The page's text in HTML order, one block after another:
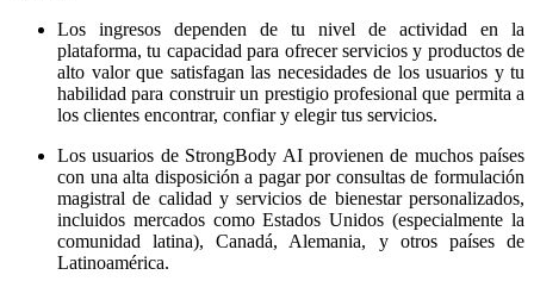
Los ingresos dependen de tu nivel de actividad en la
plataforma, tu capacidad para ofrecer servicios y productos de
alto valor que satisfagan las necesidades de los usuarios y tu
habilidad para construir un prestigio profesional que permita a
los clientes encontrar, confiar y elegir tus servicios.
Los usuarios de StrongBody AI provienen de muchos países
con una alta disposición a pagar por consultas de formulación
magistral de calidad y servicios de bienestar personalizados,
incluidos mercados como Estados Unidos (especialmente la
comunidad latina), Canadá, Alemania, y otros países de
Latinoamérica.